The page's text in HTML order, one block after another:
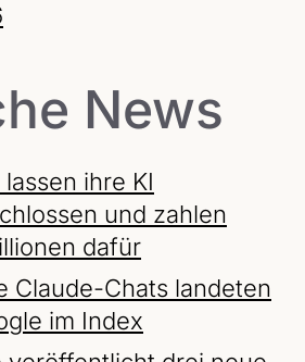
News
ihre KI
und zahlen
dafür
Claude-Chats landeten
im Index